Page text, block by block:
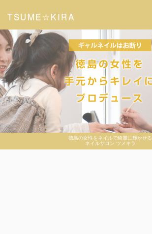
徳島の女性をネイルで綺麗に輝かせる
ネイルサロン ツメキラ
TSUME☆KIRA